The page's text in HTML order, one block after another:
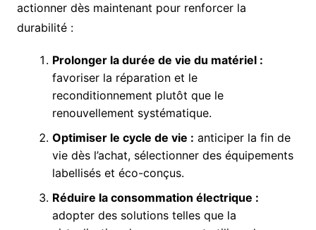
actionner dès maintenant pour renforcer la
durabilité :
Prolonger la durée de vie du matériel :
favoriser la réparation et le
reconditionnement plutôt que le
renouvellement systématique.
Optimiser le cycle de vie : anticiper la fin de
vie dès l’achat, sélectionner des équipements
labellisés et éco-conçus.
Réduire la consommation électrique :
adopter des solutions telles que la